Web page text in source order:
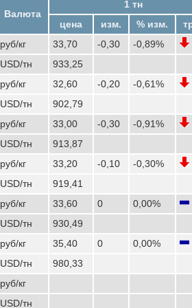
Валюта
1 тн
цена
изм. % изм.
руб/кг 33,70 -0,30
-0,89%
USD/тн
933,25
руб/кг 32,60 -0,20
-0,61%
USD/тн
902,79
руб/кг 33,00 -0,30
-0,91%
USD/тн
913,87
руб/кг 33,20 -0,10
-0,30%
USD/тн
919,41
руб/кг 33,60 0
0,00%
USD/тн
930,49
руб/кг 35,40 0
0,00%
USD/тн
980,33
руб/кг
USD/тн